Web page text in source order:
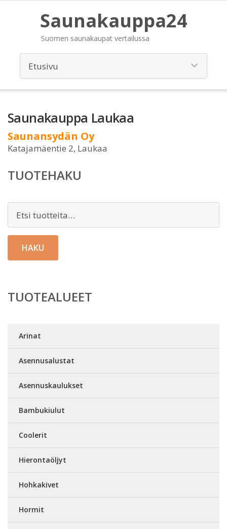
Saunakauppa24
Suomen saunakaupat vertailussa
Saunakauppa Laukaa
Saunansydän Oy
Katajamäentie 2, Laukaa
TUOTEHAKU
HAKU
TUOTEALUEET
Arinat
Asennusalustat
Asennuskaulukset
Bambukiulut
Coolerit
Hierontaöljyt
Hohkakivet
Hormit